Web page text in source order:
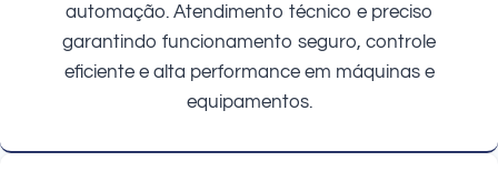
automação. Atendimento técnico e preciso
garantindo funcionamento seguro, controle
eficiente e alta performance em máquinas e
equipamentos.